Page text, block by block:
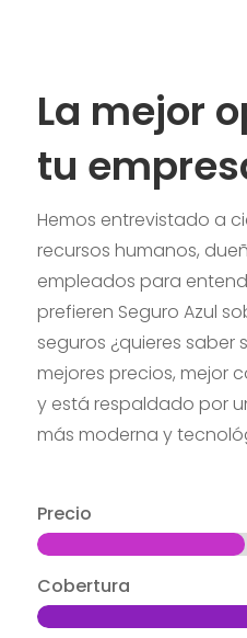
La mejor
tu
Hemos entrevistado a
recursos humanos,
empleados para
prefieren Seguro Azul
seguros ¿quieres saber
mejores precios, mejor
y está respaldado por
más moderna y
Precio
Cobertura